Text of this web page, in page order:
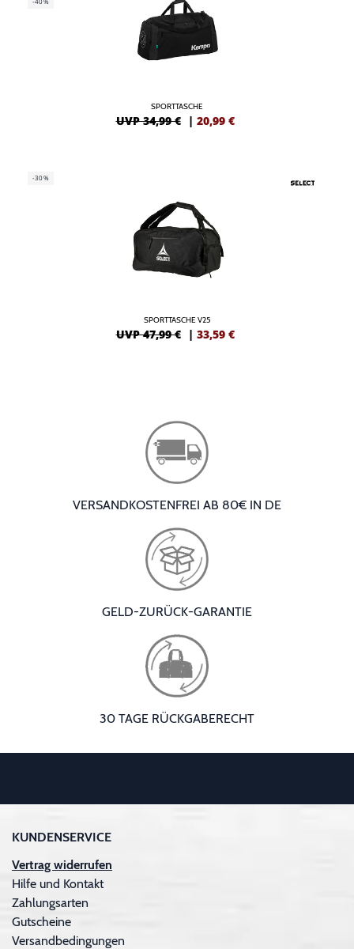
SPORTTASCHE
UVP 34,99 € | 20,99 €
-30%
SPORTTASCHE V25
UVP 47,99 € | 33,59 €
VERSANDKOSTENFREI AB 80€ IN DE
GELD-ZURÜCK-GARANTIE
30 TAGE RÜCKGABERECHT
KUNDENSERVICE
Vertrag widerrufen
Hilfe und Kontakt
Zahlungsarten
Gutscheine
Versandbedingungen